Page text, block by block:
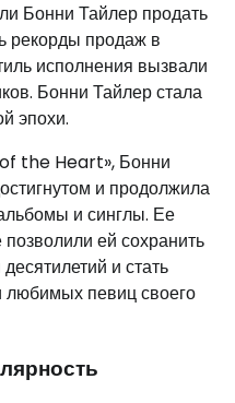
Бонни Тайлер продать
рекорды продаж в
исполнения вызвали
Бонни Тайлер стала
эпохи.
the Heart», Бонни
и продолжила
и синглы. Ее
ей сохранить
и стать
певиц своего